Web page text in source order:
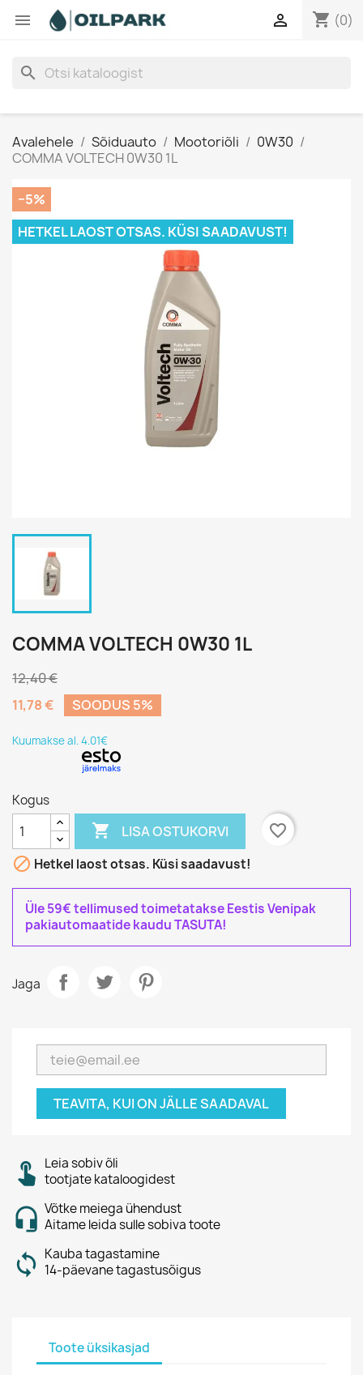
 shopping_cart (0)

search
Avalehele Sõiduauto Mootoriõli
0W30
COMMA VOLTECH 0W30 1L
−5%
HETKEL LAOST OTSAS. KÜSI SAADAVUST!
COMMA VOLTECH 0W30 1L
12,40 €
11,78 €
SOODUS 5%
Kuumakse al. 4.01€
Kogus
 LISA OSTUKORVI
favorite_border
 Hetkel laost otsas. Küsi saadavust!
Üle 59€ tellimused toimetatakse Eestis Venipak
pakiautomaatide kaudu TASUTA!
Jaga
TEAVITA, KUI ON JÄLLE SAADAVAL
Leia sobiv õli
tootjate kataloogidest
Võtke meiega ühendust
Aitame leida sulle sobiva toote
Kauba tagastamine
14-päevane tagastusõigus
Toote üksikasjad